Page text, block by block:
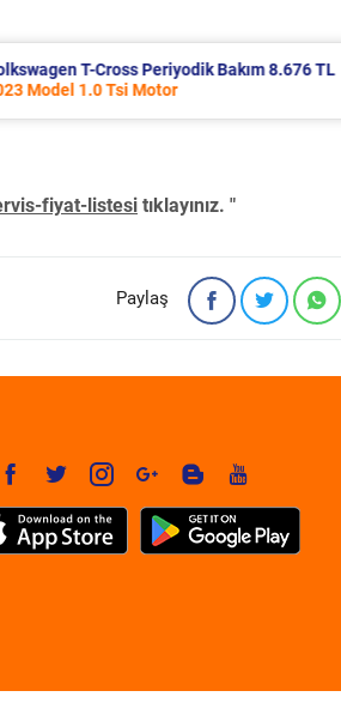
Honda Civic Periyodik Bakım 5.546 TL
2010 Model 1.6i VTEC Motor
fiyat-listesi tıklayınız. "
Paylaş